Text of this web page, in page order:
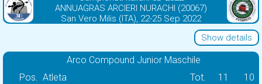
ANNUAGRAS ARCIERI NURACHI (20067)
San Vero Milis (ITA), 22-25 Sep 2022
Show details
Arco Compound Junior Maschile
Pos. Atleta Tot. 11 10